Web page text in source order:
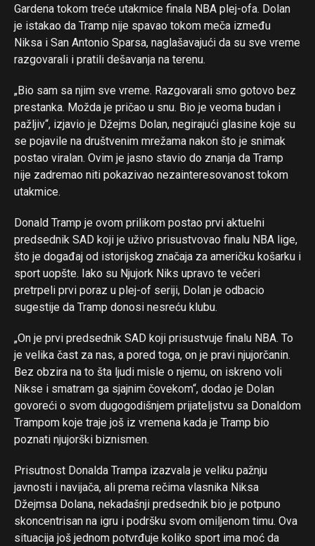
Gardena tokom treće utakmice finala NBA plej-ofa. Dolan
je istakao da Tramp nije spavao tokom meča između
Niksa i San Antonio Sparsa, naglašavajući da su sve vreme
razgovarali i pratili dešavanja na terenu.
„Bio sam sa njim sve vreme. Razgovarali smo gotovo bez
prestanka. Možda je pričao u snu. Bio je veoma budan i
pažljiv“, izjavio je Džejms Dolan, negirajući glasine koje su
se pojavile na društvenim mrežama nakon što je snimak
postao viralan. Ovim je jasno stavio do znanja da Tramp
nije zadremao niti pokazivao nezainteresovanost tokom
utakmice.
Donald Tramp je ovom prilikom postao prvi aktuelni
predsednik SAD koji je uživo prisustvovao finalu NBA lige,
što je događaj od istorijskog značaja za američku košarku i
sport uopšte. Iako su Njujork Niks upravo te večeri
pretrpeli prvi poraz u plej-of seriji, Dolan je odbacio
sugestije da Tramp donosi nesreću klubu.
„On je prvi predsednik SAD koji prisustvuje finalu NBA. To
je velika čast za nas, a pored toga, on je pravi njujorčanin.
Bez obzira na to šta ljudi misle o njemu, on iskreno voli
Nikse i smatram ga sjajnim čovekom“, dodao je Dolan
govoreći o svom dugogodišnjem prijateljstvu sa Donaldom
Trampom koje traje još iz vremena kada je Tramp bio
poznati njujorški biznismen.
Prisutnost Donalda Trampa izazvala je veliku pažnju
javnosti i navijača, ali prema rečima vlasnika Niksa
Džejmsa Dolana, nekadašnji predsednik bio je potpuno
skoncentrisan na igru i podršku svom omiljenom timu. Ova
situacija još jednom potvrđuje koliko sport ima moć da